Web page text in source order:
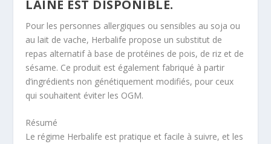
LAINE EST DISPONIBLE.
Pour les personnes allergiques ou sensibles au soja ou
au lait de vache, Herbalife propose un substitut de
repas alternatif à base de protéines de pois, de riz et de
sésame. Ce produit est également fabriqué à partir
d’ingrédients non génétiquement modifiés, pour ceux
qui souhaitent éviter les OGM.
Résumé
Le régime Herbalife est pratique et facile à suivre, et les